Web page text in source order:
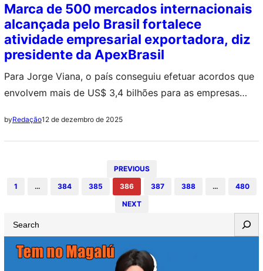
Marca de 500 mercados internacionais
alcançada pelo Brasil fortalece
atividade empresarial exportadora, diz
presidente da ApexBrasil
Para Jorge Viana, o país conseguiu efetuar acordos que
envolvem mais de US$ 3,4 bilhões para as empresas
byRedação12 de dezembro de 2025
PREVIOUS
1
… 384 385 386 387 388 …
480
NEXT
e